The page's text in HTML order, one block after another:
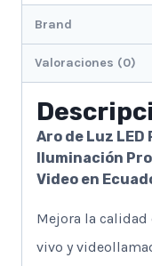
Brand
Valoraciones (0)
Aro de Luz LED
Iluminación
Video en
Mejora la
vivo y